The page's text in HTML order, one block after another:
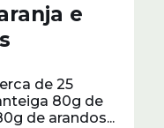
e
de 25
80g de
de arandos...